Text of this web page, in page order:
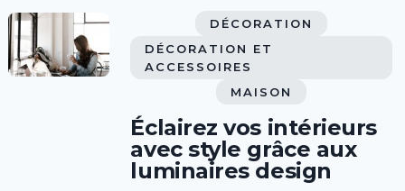
DÉCORATION
DÉCORATION ET
ACCESSOIRES
MAISON
Éclairez vos intérieurs
avec style grâce aux
luminaires design